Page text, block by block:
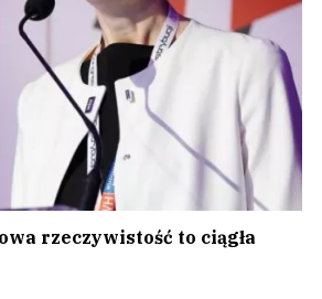
rzeczywistość to ciągła